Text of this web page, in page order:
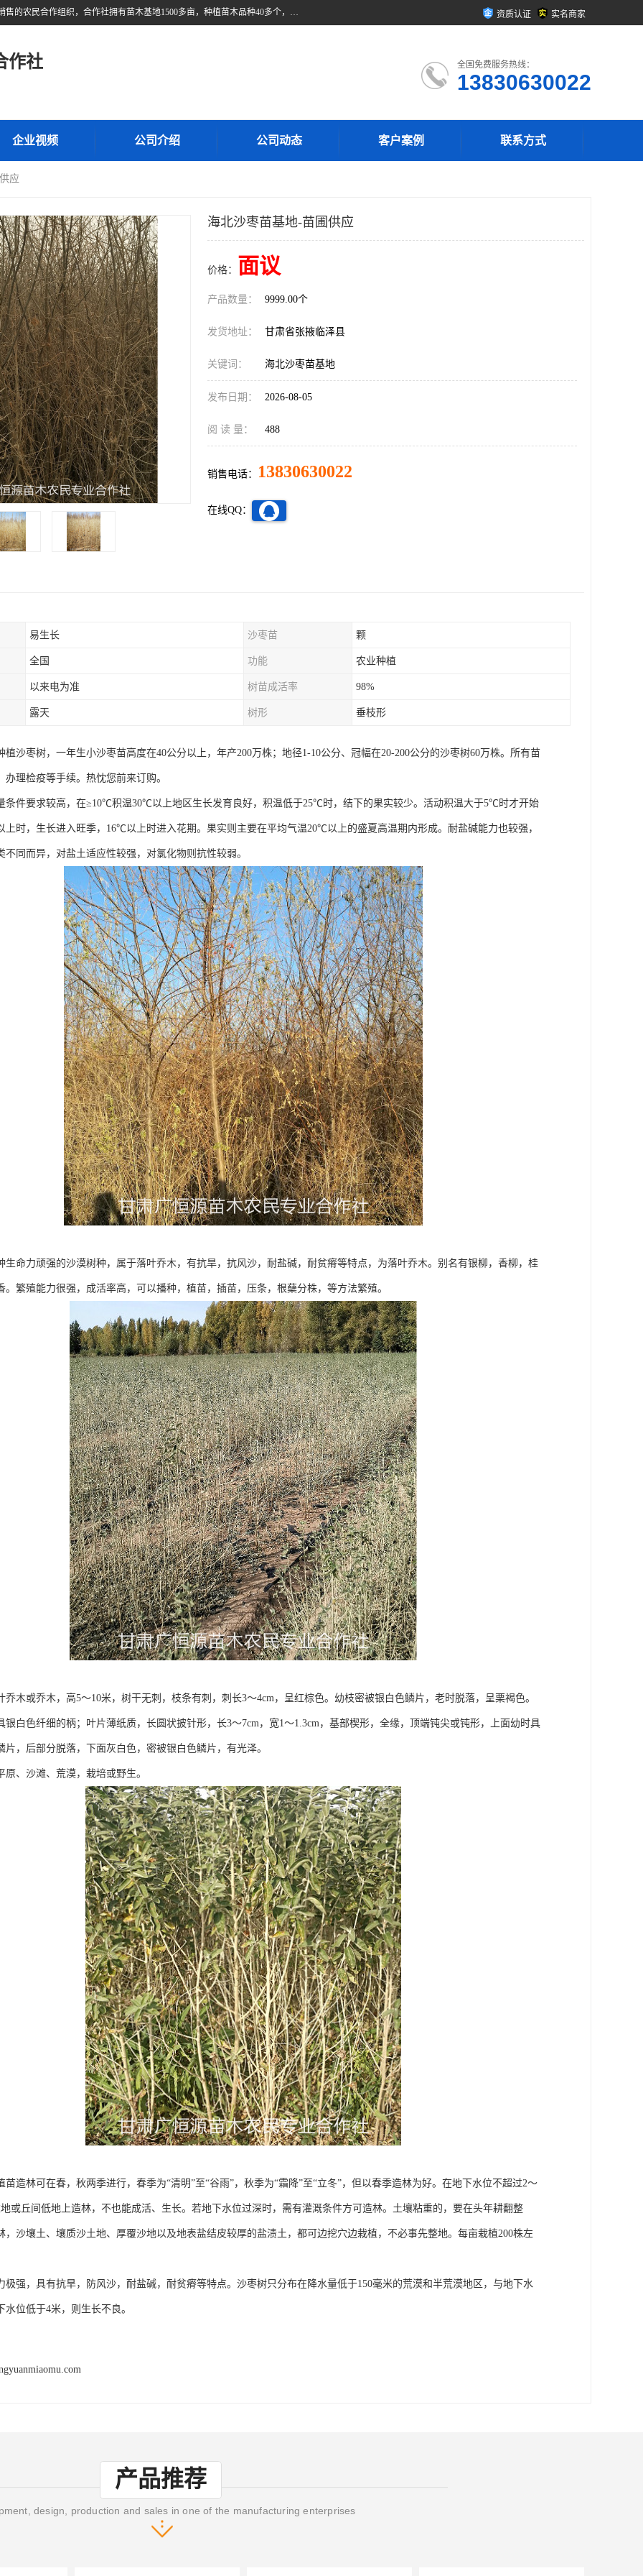
甘肃广恒源苗木农民合作社位于甘肃省临泽县，是一家从事苗木种植与销售的农民合作组织，合作社拥有苗木基地1500多亩，种植苗木品种40多个，年产各类苗木2000多万株。主营：白刺苗、红柳苗、梭梭苗等，我们以“种植一流的苗子，诚信经营”的经营理念，竭诚为每一位客户做优质的服务，欢迎来电咨询！ 资质认证 实名商家
作社 全国免费服务热线：
13830630022
企业视频 公司介绍 公司动态 客户案例 联系方式
应
海北沙枣苗基地-苗圃供应
价格： 面议
产品数量： 9999.00个
发货地址： 甘肃省张掖临泽县
关键词： 海北沙枣苗基地
发布日期： 2026-08-05
阅 读 量： 488
销售电话： 13830630022
在线QQ：
易生长 沙枣苗 颗
全国 功能 农业种植
以来电为准 树苗成活率 98%
露天 树形 垂枝形
植沙枣树，一年生小沙枣苗高度在40公分以上，年产200万株；地径1-10公分、冠幅在20-200公分的沙枣树60万株。所有苗
办理检疫等手续。热忱您前来订购。
条件要求较高，在≥10℃积温30℃以上地区生长发育良好，积温低于25℃时，结下的果实较少。活动积温大于5℃时才开始
上时，生长进入旺季，16℃以上时进入花期。果实则主要在平均气温20℃以上的盛夏高温期内形成。耐盐碱能力也较强，
不同而异，对盐土适应性较强，对氯化物则抗性较弱。
生命力顽强的沙漠树种，属于落叶乔木，有抗旱，抗风沙，耐盐碱，耐贫瘠等特点，为落叶乔木。别名有银柳，香柳，桂
。繁殖能力很强，成活率高，可以播种，植苗，插苗，压条，根蘖分株，等方法繁殖。
乔木或乔木，高5～10米，树干无刺，枝条有刺，刺长3～4cm，呈红棕色。幼枝密被银白色鳞片，老时脱落，呈栗褐色。
银白色纤细的柄；叶片薄纸质，长圆状披针形，长3～7cm，宽1～1.3cm，基部楔形，全缘，顶端钝尖或钝形，上面幼时具
片，后部分脱落，下面灰白色，密被银白色鳞片，有光泽。
原、沙滩、荒漠，栽培或野生。
苗造林可在春，秋两季进行，春季为“清明”至“谷雨”，秋季为“霜降”至“立冬”，但以春季造林为好。在地下水位不超过2～
或丘间低地上造林，不也能成活、生长。若地下水位过深时，需有灌溉条件方可造林。土壤粘重的，要在头年耕翻整
，沙壤土、壤质沙土地、厚覆沙地以及地表盐结皮较厚的盐渍土，都可边挖穴边栽植，不必事先整地。每亩栽植200株左
极强，具有抗旱，防风沙，耐盐碱，耐贫瘠等特点。沙枣树只分布在降水量低于150毫米的荒漠和半荒漠地区，与地下水
水位低于4米，则生长不良。
产品推荐
design, production and sales in one of the manufacturing enterprises